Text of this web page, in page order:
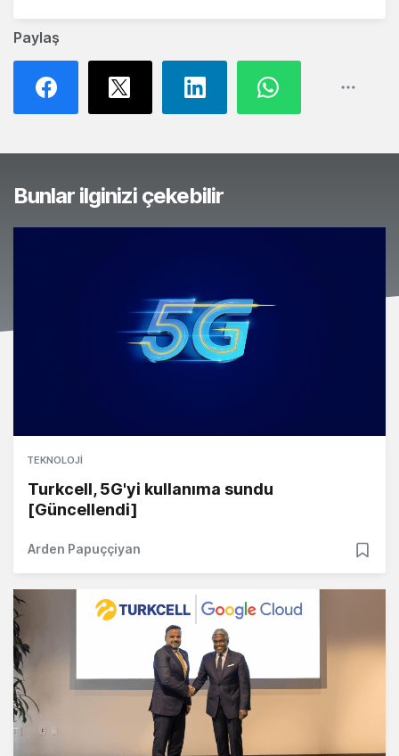
Paylaş
Bunlar ilginizi çekebilir
TEKNOLOJI
Turkcell, 5G'yi kullanıma sundu
[Güncellendi]
Arden Papuççiyan